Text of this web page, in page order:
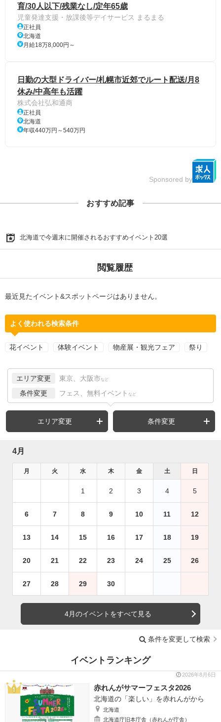
育/30人以下/残業なし/定年65歳
児童発達支援・放課後等デイサービス まるまる
正社員
北海道
月給18万8,000円～
日勤の大型ドライバー/札幌市近郊でルート配送/月8
休み/中高年も活躍
株式会社弘和通商
正社員
北海道
年収440万円～540万円
Sponsored by
おすすめ記事
北海道で今週末に開催されるおすすめイベント20選
閲覧履歴
最近見たイベント&スポットページはありません。
よく使われる検索条件
花イベント 体験イベント 物産展・観光フェア 祭り
エリア変更 東京、大阪市 など
条件変更 フェス、無料イベント など
エリア変更 条件変更
4月
月 火 水 木 金 土 日
1 2 3 4 5
6 7 8 9 10 11 12
13 14 15 16 17 18 19
20 21 22 23 24 25 26
27 28 29 30
4月のイベントをすべて見る
条件を変更して検索
イベントランキング
2026年8月6日
赤れんがサマーフェスタ2026
北海道の「楽しい」を赤れんがから
北海道
北海道庁旧本庁舎（赤れんが庁舎）